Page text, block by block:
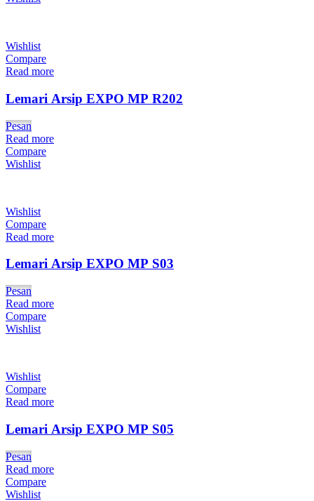
Wishlist
Compare
Read more
Lemari Arsip EXPO MP R202
Pesan
Read more
Compare
Wishlist
Wishlist
Compare
Read more
Lemari Arsip EXPO MP S03
Pesan
Read more
Compare
Wishlist
Wishlist
Compare
Read more
Lemari Arsip EXPO MP S05
Pesan
Read more
Compare
Wishlist